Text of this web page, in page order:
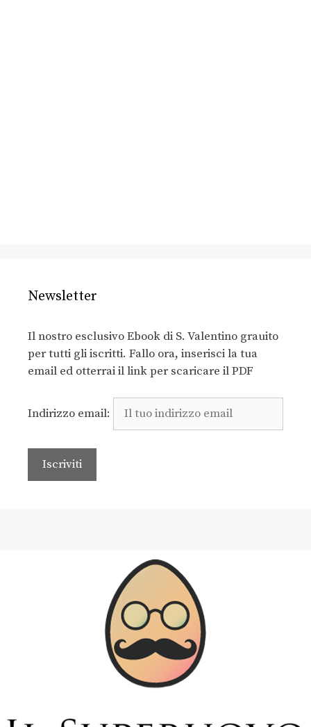
Newsletter
Il nostro esclusivo Ebook di S. Valentino grauito
per tutti gli iscritti. Fallo ora, inserisci la tua
email ed otterrai il link per scaricare il PDF
Indirizzo email: